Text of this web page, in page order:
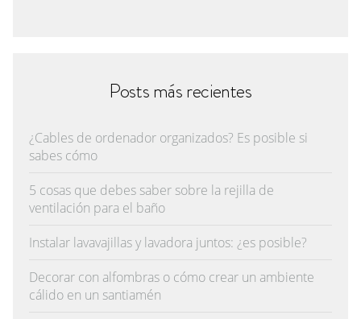
Posts más recientes
¿Cables de ordenador organizados? Es posible si
sabes cómo
5 cosas que debes saber sobre la rejilla de
ventilación para el baño
Instalar lavavajillas y lavadora juntos: ¿es posible?
Decorar con alfombras o cómo crear un ambiente
cálido en un santiamén